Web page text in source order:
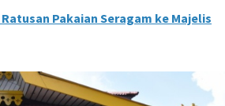
Pakaian Seragam ke Majelis